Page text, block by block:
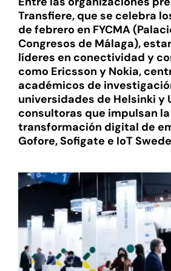
Transfiere, que se celebra
de febrero en FYCMA
Congresos de Málaga),
líderes en conectividad y
como Ericsson y Nokia,
académicos de
universidades de Helsinki y
consultoras que impulsan
transformación digital de
Gofore, Sofigate e IoT